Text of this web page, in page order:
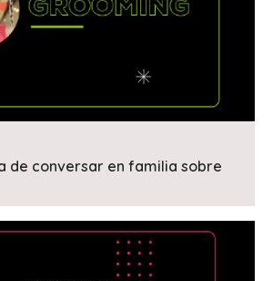
de conversar en familia sobre